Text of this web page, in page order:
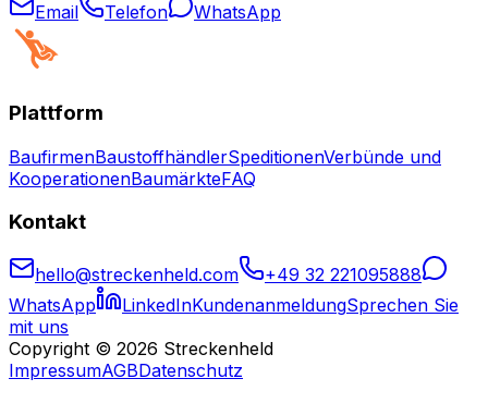
Email
Telefon WhatsApp
Plattform
BaufirmenBaustoffhändlerSpeditionenVerbünde und
KooperationenBaumärkteFAQ
Kontakt
hello@streckenheld.com
+49 32 221095888
WhatsApp
LinkedInKundenanmeldungSprechen Sie
mit uns
Copyright © 2026 Streckenheld
ImpressumAGBDatenschutz